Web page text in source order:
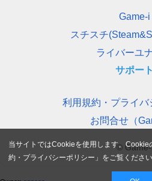
Game-i
スチスチ
ライバーユ
サポート
利用規約・プライバ
お問合せ（
© Game-i
当サイトではCookieを使用します。Cookie
約・プライバシーポリシー 」をご覧ください